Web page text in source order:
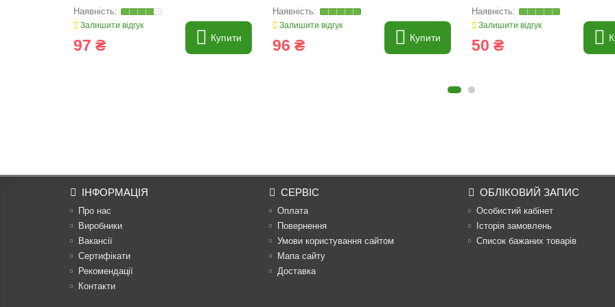
Залишити відгук
97 ₴ Купити
Залишити відгук
96 ₴ Купити
Залишити відгук
50 ₴
ІНФОРМАЦІЯ
Про нас
Виробники
Вакансії
Сертифікати
Рекомендації
Контакти
СЕРВІС
Оплата
Повернення
Умови користування сайтом
Мапа сайту
Доставка
ОБЛІКОВИЙ ЗАПИС
Особистий кабінет
Історія замовлень
Список бажаних товарів